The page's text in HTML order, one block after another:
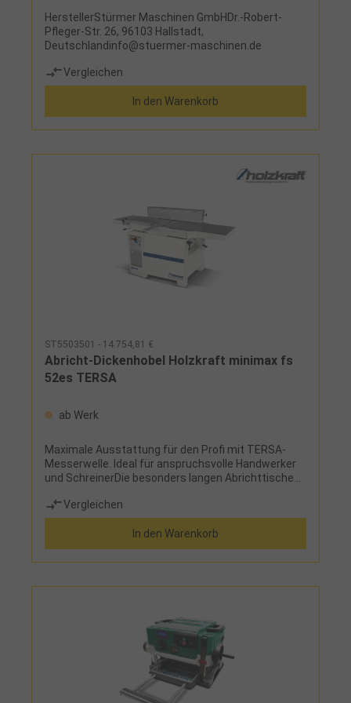
HerstellerStürmer Maschinen GmbHDr.-Robert-
Pfleger-Str. 26, 96103 Hallstadt,
Deutschlandinfo@stuermer-maschinen.de
Vergleichen
In den Warenkorb
ST5503501 - 14.754,81 €
Abricht-Dickenhobel Holzkraft minimax fs
52es TERSA
ab Werk
Maximale Ausstattung für den Profi mit TERSA-
Messerwelle. Ideal für anspruchsvolle Handwerker
und SchreinerDie besonders langen Abrichttische
der WerkstückeArbeitstische sind aus Grauguss,
dadurch unempfindlich und dauerhaft planNach
hinten, gleichzeitig öffnende Abrichttische mit
Zugfederunterstützung für schnelles und
bequemes UmrüstenDank festmontierter
des Absaugschlauchs nötig, dies spart wertvolle
sorgt für konstanten und gleichmäßigen
HolzeinzugGummi-Auszugswalze im Auslauf der
Dicke sichert gleichmäßigen
HolzauszugMaterialvorschub mit vier
GeschwindigkeitenHobeldickentischverstellung
über Handrad mit integrierter Anzeige für die
Vergleichen
In den Warenkorb